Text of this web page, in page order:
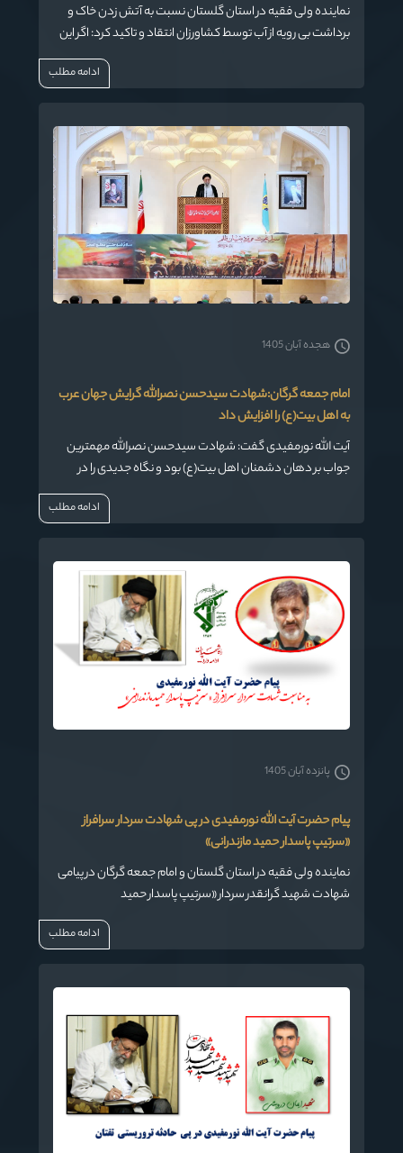
نماینده ولی فقیه در استان گلستان نسبت به آتش زدن خاک و
برداشت بی رویه از آب توسط کشاورزان انتقاد و تاکید کرد: اگر این
روند ادامه یابد در آینده نه چندان دور ممکن است استان گلستان
مانند بندرعباس به یک منطقه خشک و بی آب و علف تبدیلادامه مطلب
امام جمعه گرگان:شهادت سیدحسن نصرالله گرایش جهان عرب
به اهل بیت(ع) را افزایش داد
آیت الله نورمفیدی گفت: شهادت سیدحسن نصرالله مهمترین
جواب بر دهان دشمنان اهل بیت(ع) بود و نگاه جدیدی را در
جهان عرب نسبت به پیروان مکتب اهل بیت(ع) به وجود آورد.
هجده آبان 1405
ادامه مطلب
پیام حضرت آیت الله نورمفیدی در پی شهادت سردار سرافراز
«سرتیپ پاسدار حمید مازندرانی»
نماینده ولی فقیه در استان گلستان و امام جمعه گرگان در پیامی
شهادت شهید گرانقدر سردار «سرتیپ پاسدار حمید
پانزده آبان 1405
ادامه مطلب